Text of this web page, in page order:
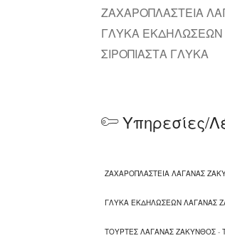
ΖΑΧΑΡΟΠΛΑΣΤΕΙΑ
ΓΛΥΚΑ ΕΚΔΗΛΩΣΕΩΝ
ΣΙΡΟΠΙΑΣΤΑ ΓΛΥΚΑ
Υπηρεσίες/
ΖΑΧΑΡΟΠΛΑΣΤΕΙΑ ΛΑΓΑΝΑΣ
ΓΛΥΚΑ ΕΚΔΗΛΩΣΕΩΝ ΛΑΓΑΝΑΣ
ΤΟΥΡΤΕΣ ΛΑΓΑΝΑΣ ΖΑΚΥΝΘΟΣ -